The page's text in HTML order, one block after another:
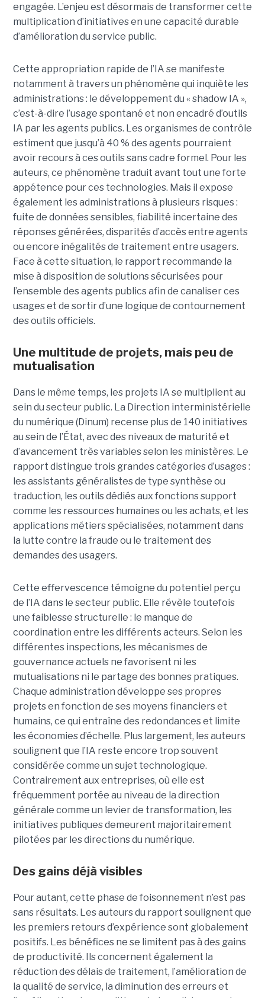
engagée. L’enjeu est désormais de transformer cette
multiplication d’initiatives en une capacité durable
d’amélioration du service public.
Cette appropriation rapide de l’IA se manifeste
notamment à travers un phénomène qui inquiète les
administrations : le développement du « shadow IA »,
c’est-à-dire l’usage spontané et non encadré d’outils
IA par les agents publics. Les organismes de contrôle
estiment que jusqu’à 40 % des agents pourraient
avoir recours à ces outils sans cadre formel. Pour les
auteurs, ce phénomène traduit avant tout une forte
appétence pour ces technologies. Mais il expose
également les administrations à plusieurs risques :
fuite de données sensibles, fiabilité incertaine des
réponses générées, disparités d’accès entre agents
ou encore inégalités de traitement entre usagers.
Face à cette situation, le rapport recommande la
mise à disposition de solutions sécurisées pour
l’ensemble des agents publics afin de canaliser ces
usages et de sortir d’une logique de contournement
des outils officiels.
Une multitude de projets, mais peu de
mutualisation
Dans le même temps, les projets IA se multiplient au
sein du secteur public. La Direction interministérielle
du numérique (Dinum) recense plus de 140 initiatives
au sein de l’État, avec des niveaux de maturité et
d’avancement très variables selon les ministères. Le
rapport distingue trois grandes catégories d’usages :
les assistants généralistes de type synthèse ou
traduction, les outils dédiés aux fonctions support
comme les ressources humaines ou les achats, et les
applications métiers spécialisées, notamment dans
la lutte contre la fraude ou le traitement des
demandes des usagers.
Cette effervescence témoigne du potentiel perçu
de l’IA dans le secteur public. Elle révèle toutefois
une faiblesse structurelle : le manque de
coordination entre les différents acteurs. Selon les
différentes inspections, les mécanismes de
gouvernance actuels ne favorisent ni les
mutualisations ni le partage des bonnes pratiques.
Chaque administration développe ses propres
projets en fonction de ses moyens financiers et
humains, ce qui entraîne des redondances et limite
les économies d’échelle. Plus largement, les auteurs
soulignent que l’IA reste encore trop souvent
considérée comme un sujet technologique.
Contrairement aux entreprises, où elle est
fréquemment portée au niveau de la direction
générale comme un levier de transformation, les
initiatives publiques demeurent majoritairement
pilotées par les directions du numérique.
Des gains déjà visibles
Pour autant, cette phase de foisonnement n’est pas
sans résultats. Les auteurs du rapport soulignent que
les premiers retours d’expérience sont globalement
positifs. Les bénéfices ne se limitent pas à des gains
de productivité. Ils concernent également la
réduction des délais de traitement, l’amélioration de
la qualité de service, la diminution des erreurs et